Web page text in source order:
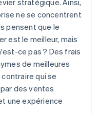
ne se concentrent
pensent que le
est le meilleur, mais
ce pas ? Des frais
de meilleures
qui se
des ventes
une expérience